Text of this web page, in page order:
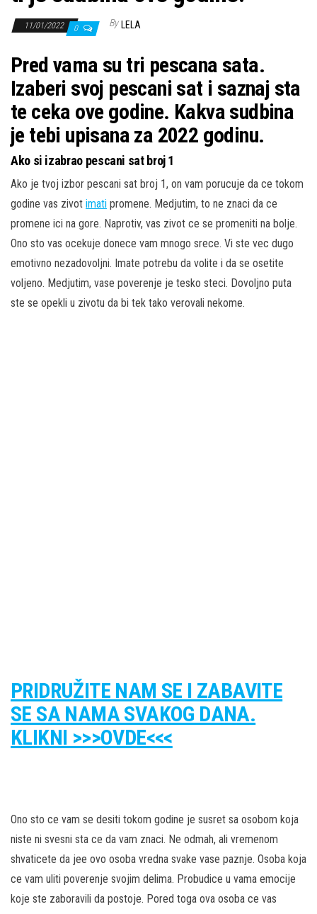
11/01/2022 0 By LELA
Pred vama su tri pescana sata.
Izaberi svoj pescani sat i saznaj sta
te ceka ove godine. Kakva sudbina
je tebi upisana za 2022 godinu.
Ako si izabrao pescani sat broj 1
Ako je tvoj izbor pescani sat broj 1, on vam porucuje da ce tokom
godine vas zivot imati promene. Medjutim, to ne znaci da ce
promene ici na gore. Naprotiv, vas zivot ce se promeniti na bolje.
Ono sto vas ocekuje donece vam mnogo srece. Vi ste vec dugo
emotivno nezadovoljni. Imate potrebu da volite i da se osetite
voljeno. Medjutim, vase poverenje je tesko steci. Dovoljno puta
ste se opekli u zivotu da bi tek tako verovali nekome.
PRIDRUŽITE NAM SE I ZABAVITE
SE SA NAMA SVAKOG DANA.
KLIKNI >>>OVDE<<<
Ono sto ce vam se desiti tokom godine je susret sa osobom koja
niste ni svesni sta ce da vam znaci. Ne odmah, ali vremenom
shvaticete da jee ovo osoba vredna svake vase paznje. Osoba koja
ce vam uliti poverenje svojim delima. Probudice u vama emocije
koje ste zaboravili da postoje. Pored toga ova osoba ce vas